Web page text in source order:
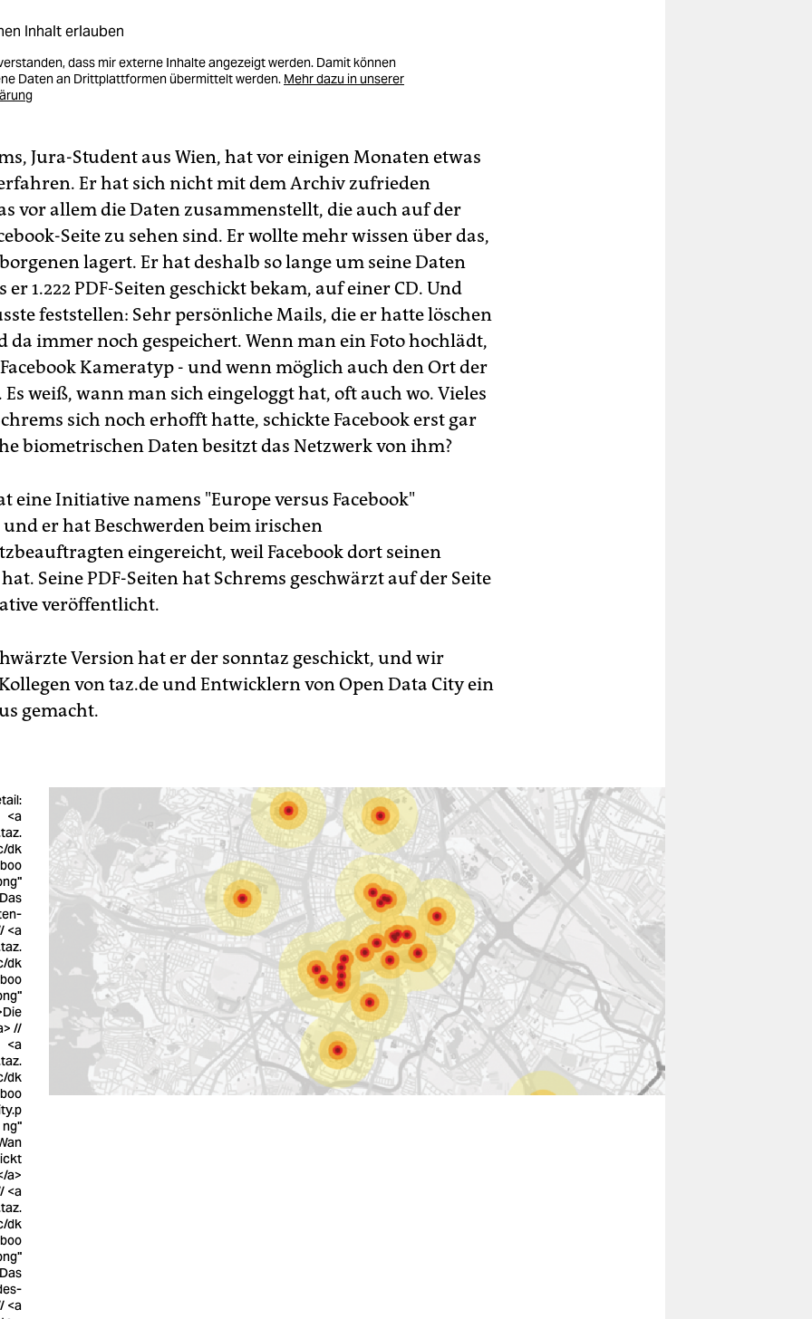
Inhalt erlauben
dass mir externe Inhalte angezeigt werden. Damit können
Daten an Drittplattformen übermittelt werden. Mehr dazu in unserer
Jura-Student aus Wien, hat vor einigen Monaten etwas
Er hat sich nicht mit dem Archiv zufrieden
vor allem die Daten zusammenstellt, die auch auf der
Seite zu sehen sind. Er wollte mehr wissen über das,
lagert. Er hat deshalb so lange um seine Daten
er 1.222 PDF-Seiten geschickt bekam, auf einer CD. Und
feststellen: Sehr persönliche Mails, die er hatte löschen
da immer noch gespeichert. Wenn man ein Foto hochlädt,
Kameratyp - und wenn möglich auch den Ort der
weiß, wann man sich eingeloggt hat, oft auch wo. Vieles
sich noch erhofft hatte, schickte Facebook erst gar
biometrischen Daten besitzt das Netzwerk von ihm?
eine Initiative namens "Europe versus Facebook"
er hat Beschwerden beim irischen
eingereicht, weil Facebook dort seinen
Seine PDF-Seiten hat Schrems geschwärzt auf der Seite
veröffentlicht.
Version hat er der sonntaz geschickt, und wir
von taz.de und Entwicklern von Open Data City ein
gemacht.
<a
dk
<a
dk
//
<a
dk
ng"
a>
<a
dk
<a